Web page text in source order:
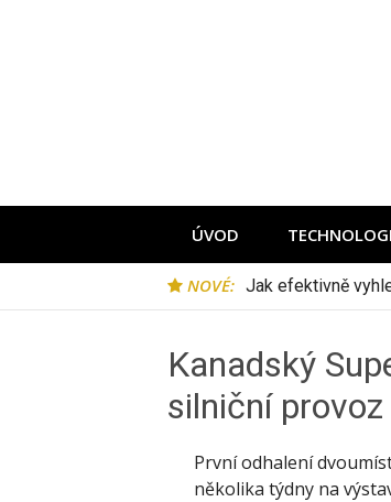
ÚVOD
NOVÉ: Jak efektivně
Kanadský
silniční provoz
První odhalení
několika týdny na